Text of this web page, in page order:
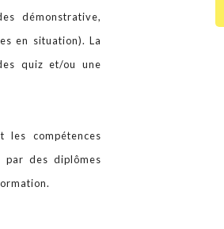
démonstrative,
en situation). La
quiz et/ou une
les compétences
par des diplômes